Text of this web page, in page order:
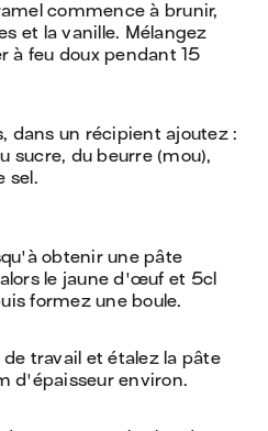
commence à brunir,
et la vanille. Mélangez
à feu doux pendant 15
dans un récipient ajoutez :
sucre, du beurre (mou),
sel.
obtenir une pâte
le jaune d'œuf et 5cl
formez une boule.
travail et étalez la pâte
d'épaisseur environ.